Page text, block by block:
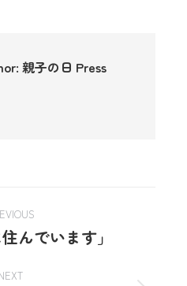
親子の日 Press
んでいます」